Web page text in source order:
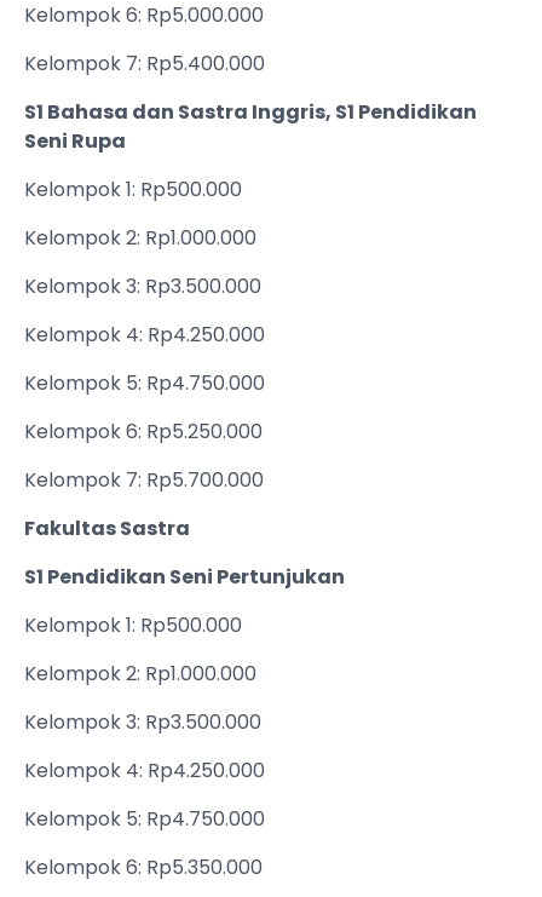
Kelompok 6: Rp5.000.000
Kelompok 7: Rp5.400.000
S1 Bahasa dan Sastra Inggris, S1 Pendidikan
Seni Rupa
Kelompok 1: Rp500.000
Kelompok 2: Rp1.000.000
Kelompok 3: Rp3.500.000
Kelompok 4: Rp4.250.000
Kelompok 5: Rp4.750.000
Kelompok 6: Rp5.250.000
Kelompok 7: Rp5.700.000
Fakultas Sastra
S1 Pendidikan Seni Pertunjukan
Kelompok 1: Rp500.000
Kelompok 2: Rp1.000.000
Kelompok 3: Rp3.500.000
Kelompok 4: Rp4.250.000
Kelompok 5: Rp4.750.000
Kelompok 6: Rp5.350.000